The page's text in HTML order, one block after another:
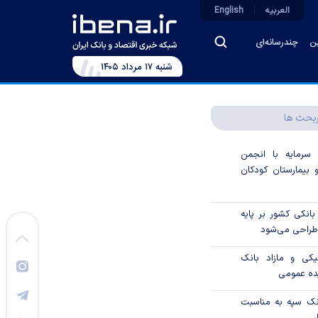
چندرسانه‌ای
العربیه English
شنبه ۱۷ مرداد ۱۴۰۵
ها
سرمایه با انجمن
بیمارستان کودکان
کشور بر پایه
طراحی می‌شود
و مازاد بانک
عمومی
سپه به مناسبت